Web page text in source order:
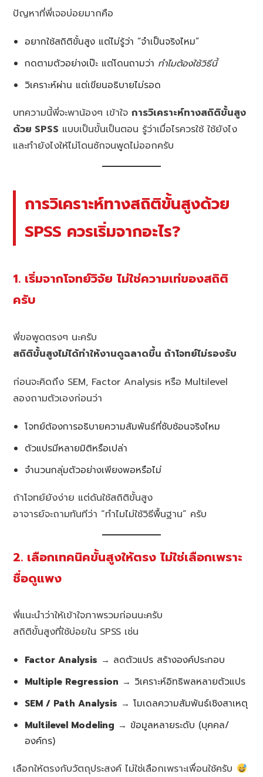
ปัญหาที่พี่เจอบ่อยมากคือ
อยากใช้สถิติขั้นสูง แต่ไม่รู้ว่า “จำเป็นจริงไหม”
กดตามตัวอย่างเป๊ะ แต่โดนถามว่า ทำไมต้องใช้วิธีนี้
วิเคราะห์ผ่าน แต่เขียนอธิบายไม่รอด
บทความนี้พี่จะพาน้องๆ เข้าใจการวิเคราะห์ทางสถิติขั้นสูง
ด้วย SPSS แบบเป็นขั้นเป็นตอน รู้ว่าเมื่อไรควรใช้ ใช้ยังไง
และทำยังไงให้ไม่โดนซักจนพูดไม่ออกครับ
การวิเคราะห์ทางสถิติขั้นสูงด้วย
SPSS ควรเริ่มจากอะไร?
1. เริ่มจากโจทย์วิจัย ไม่ใช่ความเท่ของสถิติ
ครับ
พี่ขอพูดตรงๆ นะครับ
สถิติขั้นสูงไม่ได้ทำให้งานดูฉลาดขึ้น ถ้าโจทย์ไม่รองรับ
ก่อนจะคิดถึง SEM, Factor Analysis หรือ Multilevel
ลองถามตัวเองก่อนว่า
โจทย์ต้องการอธิบายความสัมพันธ์ที่ซับซ้อนจริงไหม
ตัวแปรมีหลายมิติหรือเปล่า
จำนวนกลุ่มตัวอย่างเพียงพอหรือไม่
ถ้าโจทย์ยังง่าย แต่ดันใช้สถิติขั้นสูง
อาจารย์จะถามทันทีว่า “ทำไมไม่ใช้วิธีพื้นฐาน” ครับ
2. เลือกเทคนิคขั้นสูงให้ตรง ไม่ใช่เลือกเพราะ
ชื่อดูแพง
พี่แนะนำว่าให้เข้าใจภาพรวมก่อนนะครับ
สถิติขั้นสูงที่ใช้บ่อยใน SPSS เช่น
Factor Analysis → ลดตัวแปร สร้างองค์ประกอบ
Multiple Regression → วิเคราะห์อิทธิพลหลายตัวแปร
SEM / Path Analysis → โมเดลความสัมพันธ์เชิงสาเหตุ
Multilevel Modeling → ข้อมูลหลายระดับ (บุคคล/
องค์กร)
เลือกให้ตรงกับวัตถุประสงค์ ไม่ใช่เลือกเพราะเพื่อนใช้ครับ